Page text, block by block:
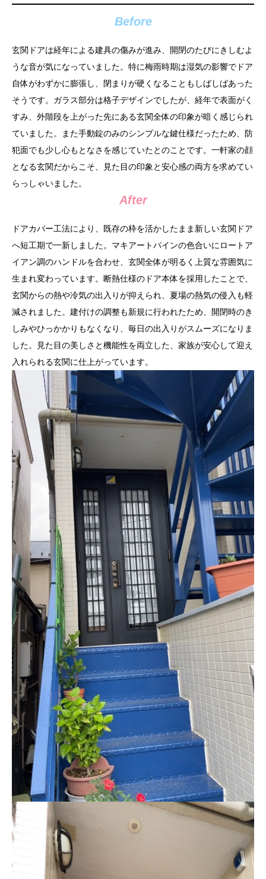
Before
玄関ドアは経年による建具の傷みが進み、開閉のたびにきしむよ
うな音が気になっていました。特に梅雨時期は湿気の影響でドア
自体がわずかに膨張し、閉まりが硬くなることもしばしばあった
そうです。ガラス部分は格子デザインでしたが、経年で表面がく
すみ、外階段を上がった先にある玄関全体の印象が暗く感じられ
ていました。また手動錠のみのシンプルな鍵仕様だったため、防
犯面でも少し心もとなさを感じていたとのことです。一軒家の顔
となる玄関だからこそ、見た目の印象と安心感の両方を求めてい
らっしゃいました。
After
ドアカバー工法により、既存の枠を活かしたまま新しい玄関ドア
へ短工期で一新しました。マキアートパインの色合いにロートア
イアン調のハンドルを合わせ、玄関全体が明るく上質な雰囲気に
生まれ変わっています。断熱仕様のドア本体を採用したことで、
玄関からの熱や冷気の出入りが抑えられ、夏場の熱気の侵入も軽
減されました。建付けの調整も新規に行われたため、開閉時のき
しみやひっかかりもなくなり、毎日の出入りがスムーズになりま
した。見た目の美しさと機能性を両立した、家族が安心して迎え
入れられる玄関に仕上がっています。